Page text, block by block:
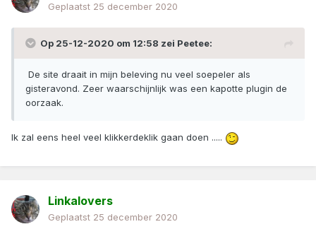
Geplaatst 25 december 2020
Op 25-12-2020 om 12:58 zei Peetee:
De site draait in mijn beleving nu veel soepeler als
gisteravond. Zeer waarschijnlijk was een kapotte plugin de
oorzaak.
Ik zal eens heel veel klikkerdeklik gaan doen .....
Linkalovers
Geplaatst 25 december 2020